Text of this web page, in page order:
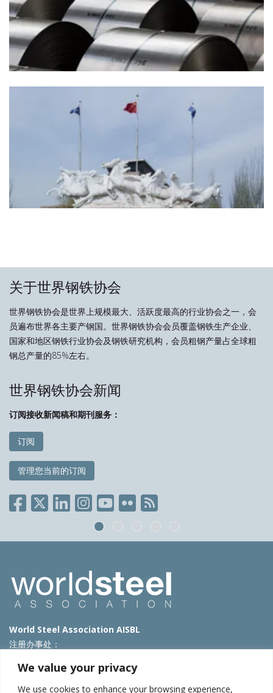
We value your privacy
We use cookies to enhance your browsing experience,
关于世界钢铁协会
世界钢铁协会是世界上规模最大、活跃度最高的行业协会之一，会
员遍布世界各主要产钢国。世界钢铁协会会员覆盖钢铁生产企业、
国家和地区钢铁行业协会及钢铁研究机构，会员粗钢产量占全球粗
钢总产量的85%左右。
世界钢铁协会新闻
订阅接收新闻稿和期刊服务：
订阅
管理您当前的订阅
World Steel Association AISBL
注册办事处：
T: +32 2 702 89 00 – E:steel@worldsteel.org